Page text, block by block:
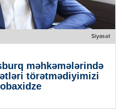
Siyasət
məhkəmələrində
törətmədiyimizi